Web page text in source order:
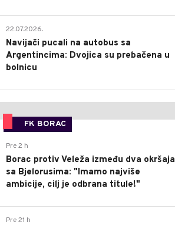
22.07.2026.
Navijači pucali na autobus sa
Argentincima: Dvojica su prebačena u
bolnicu
FK BORAC
Pre 2 h
Borac protiv Veleža između dva okršaja
sa Bjelorusima: "Imamo najviše
ambicije, cilj je odbrana titule!"
Pre 21 h